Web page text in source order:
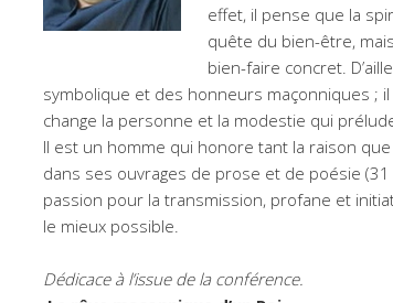
effet, il pense que la
quête du bien-être,
bien-faire concret.
symbolique et des honneurs maçonniques ;
change la personne et la modestie qui
Il est un homme qui honore tant la raison
dans ses ouvrages de prose et de poésie
passion pour la transmission, profane et
le mieux possible.
Dédicace à l’issue de la conférence.